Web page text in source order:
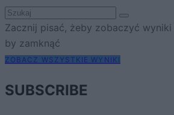
Zacznij pisać, żeby zobaczyć wyniki
by zamknąć
ZOBACZ WSZYSTKIE WYNIKI
SUBSCRIBE